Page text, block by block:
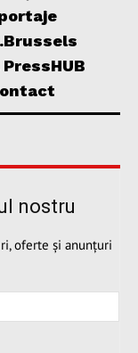
nostru
oferte și anunțuri